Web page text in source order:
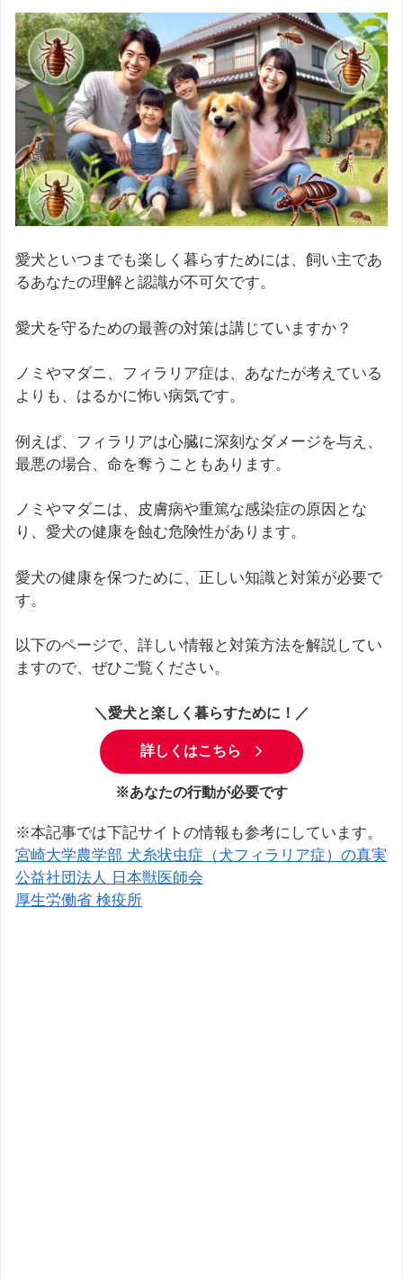
愛犬といつまでも楽しく暮らすためには、飼い主であ
るあなたの理解と認識が不可欠です。
愛犬を守るための最善の対策は講じていますか？
ノミやマダニ、フィラリア症は、あなたが考えている
よりも、はるかに怖い病気です。
例えば、フィラリアは心臓に深刻なダメージを与え、
最悪の場合、命を奪うこともあります。
ノミやマダニは、皮膚病や重篤な感染症の原因とな
り、愛犬の健康を蝕む危険性があります。
愛犬の健康を保つために、正しい知識と対策が必要で
す。
以下のページで、詳しい情報と対策方法を解説してい
ますので、ぜひご覧ください。
＼愛犬と楽しく暮らすために！／
詳しくはこちら
※あなたの行動が必要です
※本記事では下記サイトの情報も参考にしています。
宮崎大学農学部 犬糸状虫症（犬フィラリア症）の真実
公益社団法人 日本獣医師会
厚生労働省 検疫所